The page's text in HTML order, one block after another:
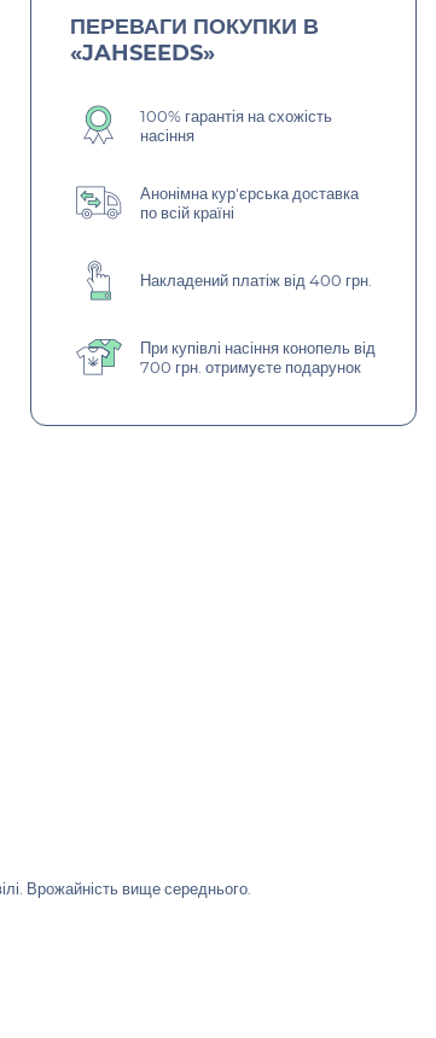
ПЕРЕВАГИ ПОКУПКИ В
«JAHSEEDS»
100% гарантія на схожість
насіння
Анонімна кур'єрська доставка
по всій країні
Накладений платіж від 400 грн.
При купівлі насіння конопель від
700 грн. отримуєте подарунок
Врожайність вище середнього.